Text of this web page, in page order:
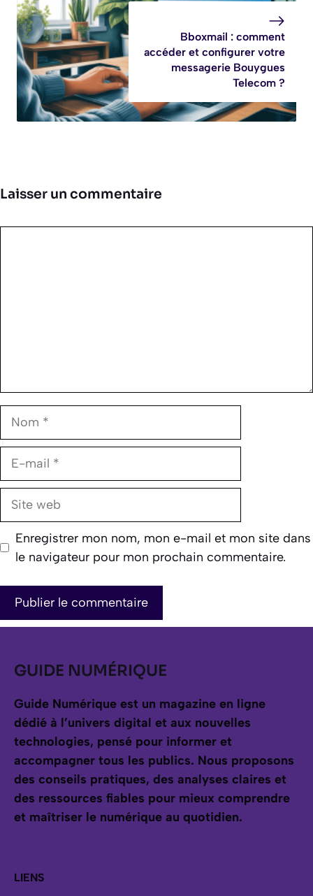
Bboxmail : comment
accéder et configurer votre
messagerie Bouygues
Telecom ?
Laisser un commentaire
Nom
E-
Site
Enregistrer mon nom, mon e-mail et mon site dans
le navigateur pour mon prochain commentaire.
GUIDE NUMÉRIQUE
Guide Numérique est un magazine en ligne
dédié à l’univers digital et aux nouvelles
technologies, pensé pour informer et
accompagner tous les publics. Nous proposons
des conseils pratiques, des analyses claires et
des ressources fiables pour mieux comprendre
et maîtriser le numérique au quotidien.
LIENS